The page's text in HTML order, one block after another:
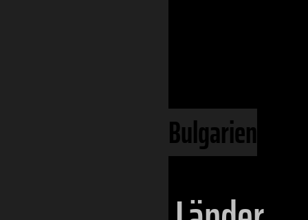
Süd-Ost-
Bulgarien